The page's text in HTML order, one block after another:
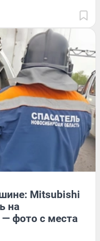
Mitsubishi
на
— фото с места